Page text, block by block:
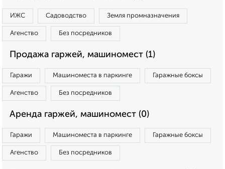
ИЖС Садоводство Земля промназначения
Агенство Без посредников
Продажа гаржей, машиномест (1)
Гаражи Машиноместа в паркинге Гаражные боксы
Агенство Без посредников
Аренда гаржей, машиномест (0)
Гаражи Машиноместа в паркинге Гаражные боксы
Агенство Без посредников